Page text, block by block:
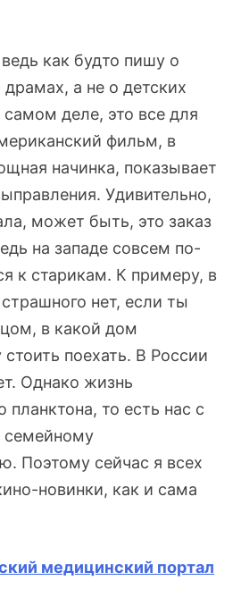
как будто пишу о
драмах, а не о детских
деле, это все для
фильм, в
начинка, показывает
Удивительно,
может быть, это заказ
на западе совсем по-
к старикам. К примеру, в
нет, если ты
в какой дом
поехать. В России
Однако жизнь
планктона, то есть нас с
семейному
Поэтому сейчас я всех
новинки, как и сама
медицинский портал